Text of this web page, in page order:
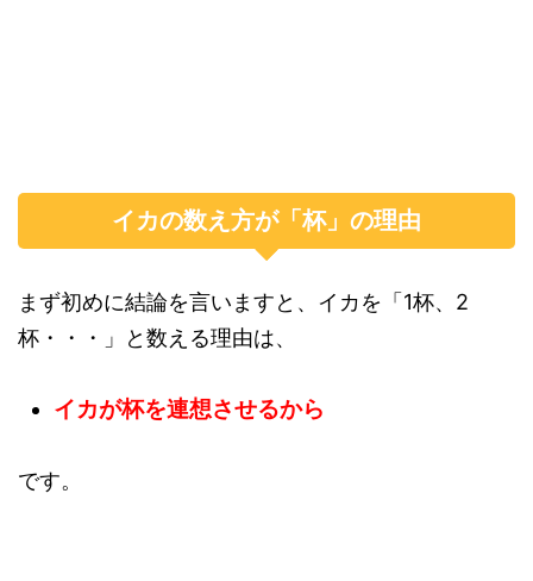
イカの数え方が「杯」の理由
まず初めに結論を言いますと、イカを「1杯、2
杯・・・」と数える理由は、
イカが杯を連想させるから
です。